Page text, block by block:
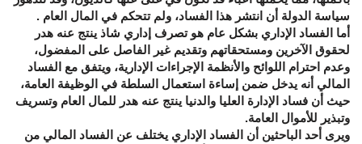
سياسة الدولة أن انتشر هذا الفساد، ولم تتحكم في المال العام .
أما الفساد الإداري بشكل عام هو تصرف إداري شاذ ينتج عنه هدر
لحقوق الآخرين ومستحقاتهم وتقديم غير الفاصل على المفضول،
وعدم احترام اللوائح والأنظمة الإجراءات الإدارية، ويتفق مع الفساد
المالي أنه يدخل ضمن إساءة استعمال السلطة في الوظيفة العامة،
حيث أن فساد الإدارة العليا والدنيا ينتج عنه هدر للمال العام وتسريف
وتبذير للأموال العامة.
ويرى أحد الباحثين أن الفساد الإداري يختلف عن الفساد المالي من